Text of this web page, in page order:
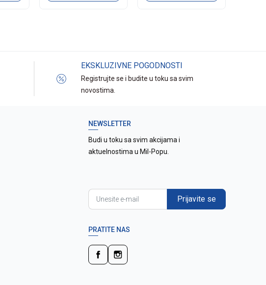
EKSKLUZIVNE POGODNOSTI
Registrujte se i budite u toku sa svim
novostima.
NEWSLETTER
Budi u toku sa svim akcijama i
aktuelnostima u Mil-Popu.
Prijavite se
PRATITE NAS